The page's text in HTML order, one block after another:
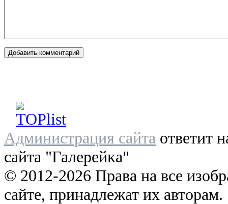
Администрация сайта ответит
сайта "Галерейка"
© 2012-2026 Права на все
сайте, принадлежат их авторам.